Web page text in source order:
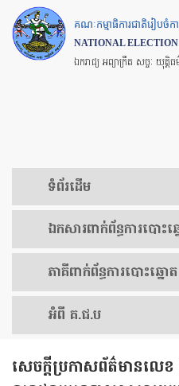
Skip
to
main
គណៈកម្មាធិការជាតិរៀបចំក
NATIONAL
ឯករាជ្យ អព្យាក្រឹត សច្ចៈ យុត្តិ
ទំព័រ​ដើម
ឯកសារ​ពាក់ព័ន្ធ​ការ​បោះឆ្
​ភាគីពាក់ព័ន្ធ​​ការ​បោះឆ្នោត
អំពី គ.ជ.ប
សេចក្តីប្រកាសព័ត៌មានលេ